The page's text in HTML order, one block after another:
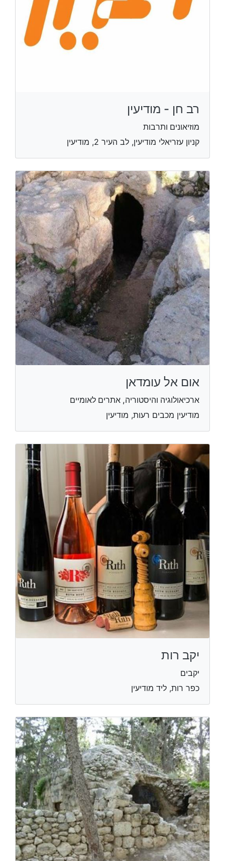
רב חן - מודיעין
מוזיאונים ותרבות
קניון עזריאלי מודיעין, לב העיר 2, מודיעין
אום אל עומדאן
ארכיאולוגיה והיסטוריה, אתרים לאומיים
מודיעין מכבים רעות, מודיעין
יקב רות
יקבים
כפר רות, ליד מודיעין